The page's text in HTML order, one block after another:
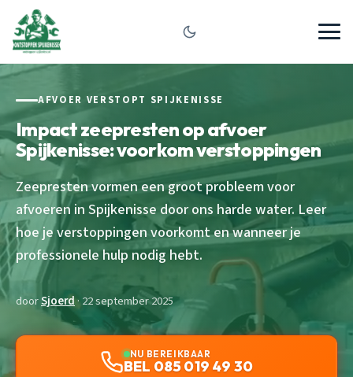
AFVOER VERSTOPT SPIJKENISSE
Impact zeepresten op afvoer
Spijkenisse: voorkom verstoppingen
Zeepresten vormen een groot probleem voor
afvoeren in Spijkenisse door ons harde water. Leer
hoe je verstoppingen voorkomt en wanneer je
professionele hulp nodig hebt.
doorSjoerd· 22 september 2025
NU BEREIKBAAR
BEL 085 019 49 30